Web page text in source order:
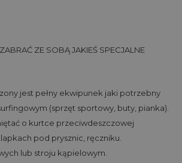
ZE SOBĄ JAKIEŚ SPECJALNE
jest pełny ekwipunek jaki potrzebny
(sprzęt sportowy, buty, pianka).
o kurtce przeciwdeszczowej
pod prysznic, ręczniku.
lub stroju kąpielowym.